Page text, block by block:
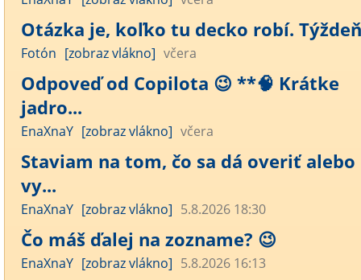
Otázka je, koľko tu decko robí.
Fotón [zobraz vlákno] včera
Odpoveď od Copilota 😉 **🧠 Krátke
jadro...
EnaXnaY [zobraz vlákno] včera
Staviam na tom, čo sa dá overiť alebo
vy...
EnaXnaY [zobraz vlákno] 5.8.2026 18:30
Čo máš ďalej na zozname? 😉
EnaXnaY [zobraz vlákno] 5.8.2026 16:13